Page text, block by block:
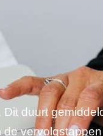
duurt